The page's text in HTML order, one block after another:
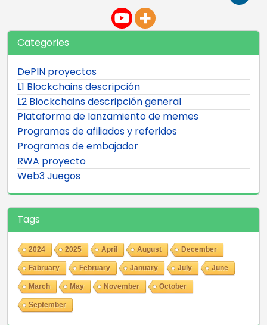
Categories
DePIN proyectos
L1 Blockchains descripción
L2 Blockchains descripción general
Plataforma de lanzamiento de memes
Programas de afiliados y referidos
Programas de embajador
RWA proyecto
Web3 Juegos
Tags
2024 2025 April August December
Fabruary February January July June
March May November October
September